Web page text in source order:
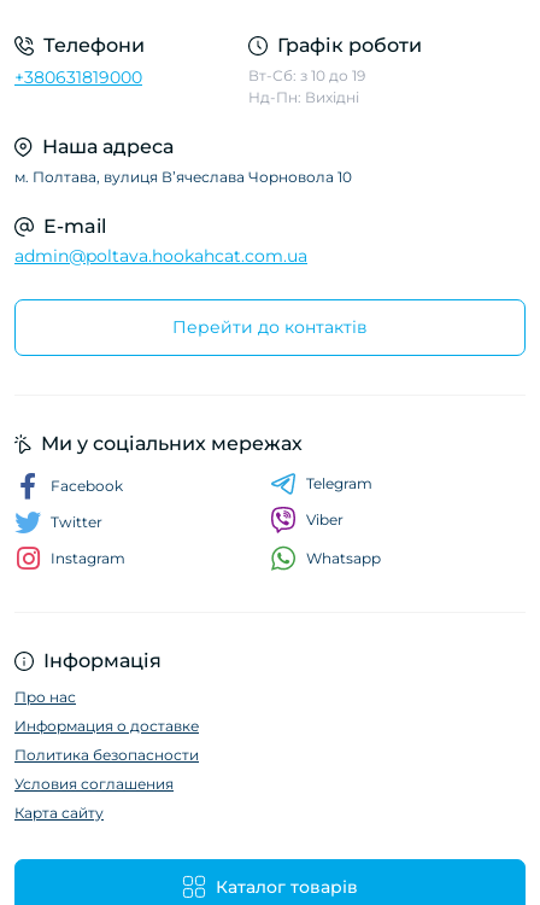
Телефони
+380631819000
Графік роботи
Вт-Сб: з 10 до 19
Нд-Пн: Вихідні
Наша адреса
м. Полтава, вулиця Вʼячеслава Чорновола 10
E-mail
admin@poltava.hookahcat.com.ua
Перейти до контактів
Інформація
Про нас
Информация о доставке
Политика безопасности
Условия соглашения
Карта сайту
Каталог товарів
Ми у соціальних мережах
Facebook
Twitter
Instagram
Telegram
Viber
Whatsapp